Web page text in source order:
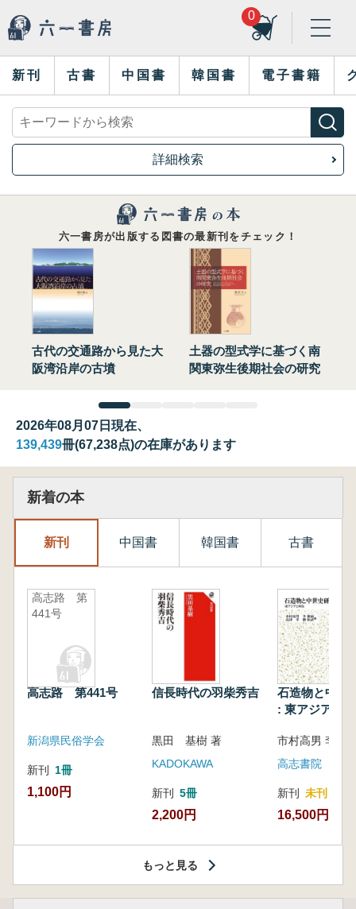
0
新刊 古書 中国書 韓国書 電子書籍
詳細検索
六一書房が出版する図書の最新刊をチェック！
古代の交通路から見た大
阪湾沿岸の古墳
土器の型式学に基づく南
関東弥生後期社会の研究
2026年08月07日現在、
139,439冊(67,238点)の在庫があります
新着の本
新刊 中国書 韓国書 古書
高志路 第
441号
高志路 第441号
新潟県民俗学会
新刊 1冊
1,100円
信長時代の羽柴秀吉
黒田 基樹 著
KADOKAWA
新刊 5冊
2,200円
石造物と中世
: 東アジアと
高志書院
新刊 未刊
16,500円
もっと見る